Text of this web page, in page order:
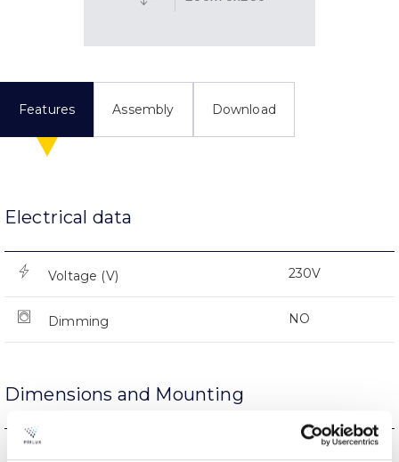
Features Assembly Download
Electrical data
Voltage (V) 230V
Dimming NO
Dimensions and Mounting